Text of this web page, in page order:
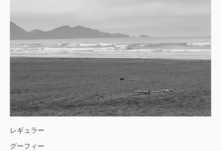
レギュラー
グーフィー